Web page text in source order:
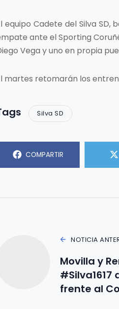
equipo Cadete del Silva SD,
ante el Sporting
Vega y uno en propia
martes retomarán los
Silva SD
COMPARTIR
NOTICIA
Movilla y
#Silva1617
frente al